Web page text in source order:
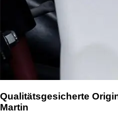
Qualitätsgesicherte
Martin